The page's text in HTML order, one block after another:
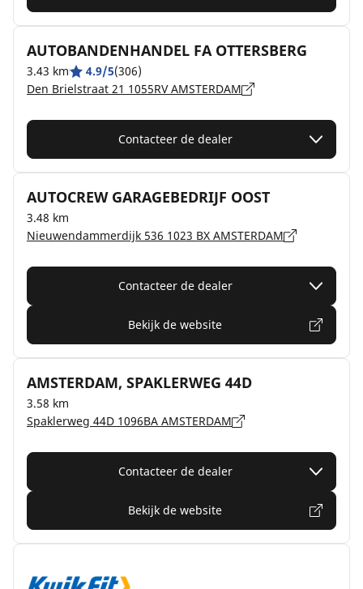
AUTOBANDENHANDEL FA OTTERSBERG
3.43 km 4.9/5(306)
Den Brielstraat 21 1055RV AMSTERDAM
Contacteer de dealer
AUTOCREW GARAGEBEDRIJF OOST
3.48 km
Nieuwendammerdijk 536 1023 BX AMSTERDAM
Contacteer de dealer
Bekijk de website
AMSTERDAM, SPAKLERWEG 44D
3.58 km
Spaklerweg 44D 1096BA AMSTERDAM
Contacteer de dealer
Bekijk de website